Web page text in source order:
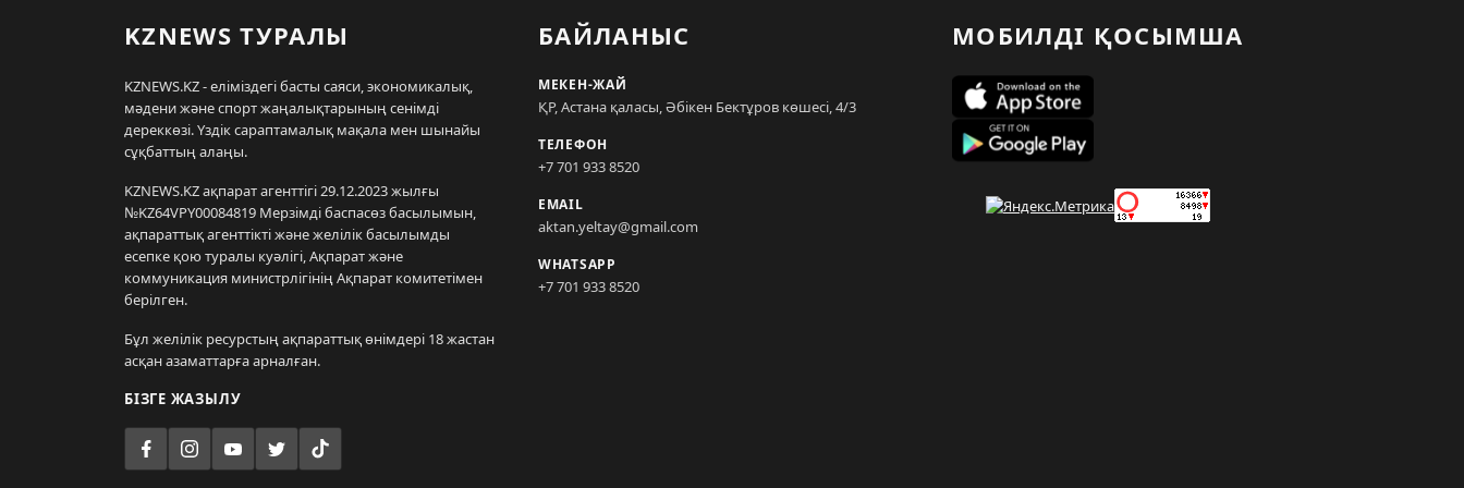
KZNEWS ТУРАЛЫ
KZNEWS.KZ - еліміздегі басты саяси, экономикалық,
мәдени және спорт жаңалықтарының сенімді
дереккөзі. Үздік сараптамалық мақала мен шынайы
сұқбаттың алаңы.
KZNEWS.KZ ақпарат агенттігі 29.12.2023 жылғы
№KZ64VPY00084819 Мерзімді баспасөз басылымын,
ақпараттық агенттікті және желілік басылымды
есепке қою туралы куәлігі, Ақпарат және
коммуникация министрлігінің Ақпарат комитетімен
берілген.
Бұл желілік ресурстың ақпараттық өнімдері 18 жастан
асқан азаматтарға арналған.
БІЗГЕ ЖАЗЫЛУ
БАЙЛАНЫС
МЕКЕН-ЖАЙ
ҚР, Астана қаласы, Әбікен Бектұров көшесі, 4/3
ТЕЛЕФОН
+7 701 933 8520
EMAIL
aktan.yeltay@gmail.com
WHATSAPP
+7 701 933 8520
МОБИЛДІ ҚОСЫМША